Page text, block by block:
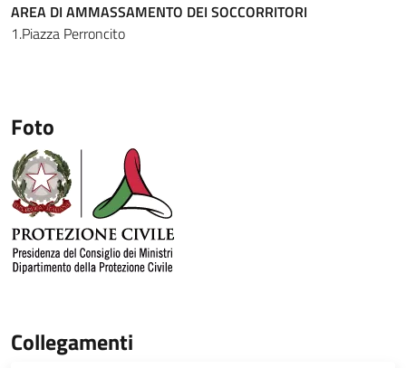
AREA DI AMMASSAMENTO DEI SOCCORRITORI
1.Piazza Perroncito
Foto
Collegamenti